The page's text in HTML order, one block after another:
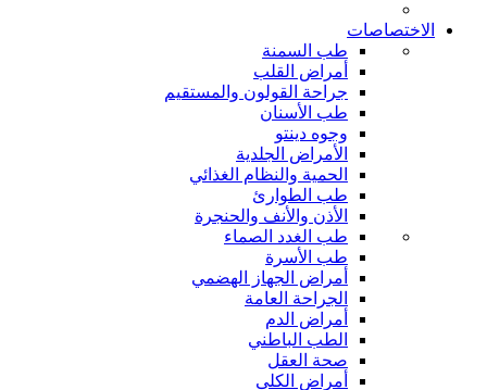
الاختصاصات
طب السمنة
أمراض القلب
جراحة القولون والمستقيم
طب الأسنان
وجوه دينتو
الأمراض الجلدية
الحمية والنظام الغذائي
طب الطوارئ
الأذن والأنف والحنجرة
طب الغدد الصماء
طب الأسرة
أمراض الجهاز الهضمي
الجراحة العامة
أمراض الدم
الطب الباطني
صحة العقل
أمراض الكلى